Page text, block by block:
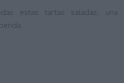
estas tartas saladas, una